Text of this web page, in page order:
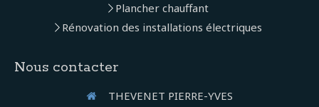
Plancher chauffant
Rénovation des installations électriques
Nous contacter
THEVENET PIERRE-YVES